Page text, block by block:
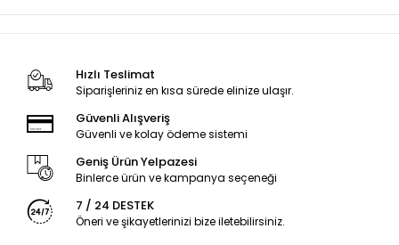
Hızlı Teslimat
Siparişleriniz en kısa sürede elinize ulaşır.
Güvenli Alışveriş
Güvenli ve kolay ödeme sistemi
Geniş Ürün Yelpazesi
Binlerce ürün ve kampanya seçeneği
7 / 24 DESTEK
Öneri ve şikayetlerinizi bize iletebilirsiniz.